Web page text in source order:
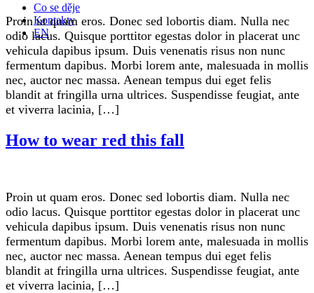
Co se děje
Kontakty
EN
Proin ut quam eros. Donec sed lobortis diam. Nulla nec
odio lacus. Quisque porttitor egestas dolor in placerat unc
vehicula dapibus ipsum. Duis venenatis risus non nunc
fermentum dapibus. Morbi lorem ante, malesuada in mollis
nec, auctor nec massa. Aenean tempus dui eget felis
blandit at fringilla urna ultrices. Suspendisse feugiat, ante
et viverra lacinia, […]
How to wear red this fall
Proin ut quam eros. Donec sed lobortis diam. Nulla nec
odio lacus. Quisque porttitor egestas dolor in placerat unc
vehicula dapibus ipsum. Duis venenatis risus non nunc
fermentum dapibus. Morbi lorem ante, malesuada in mollis
nec, auctor nec massa. Aenean tempus dui eget felis
blandit at fringilla urna ultrices. Suspendisse feugiat, ante
et viverra lacinia, […]